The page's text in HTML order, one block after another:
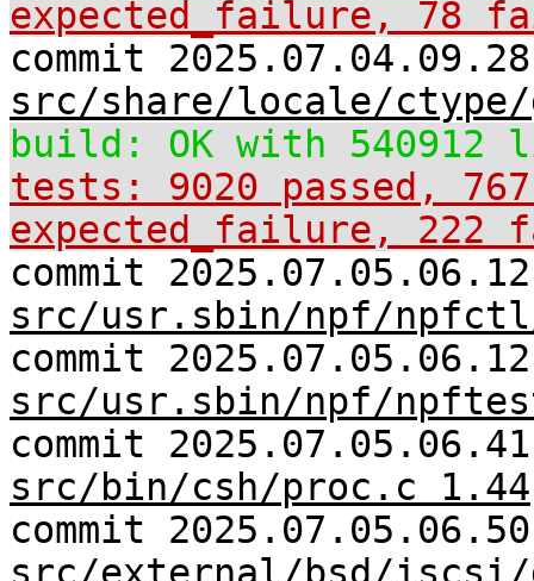
expected_failure, 78
commit
src/share/locale/
build: OK with 540912
tests: 9020 passed,
expected_failure, 222
commit
src/usr.sbin/npf/
commit
src/usr.sbin/npf/
commit
src/bin/csh/proc.c 1.44
commit